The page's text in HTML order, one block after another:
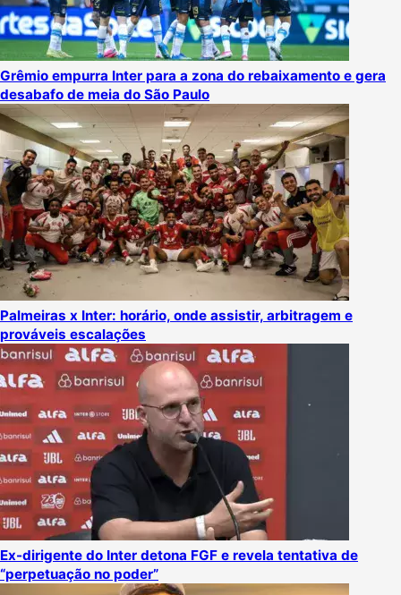
Grêmio empurra Inter para a zona do rebaixamento e gera
desabafo de meia do São Paulo
Palmeiras x Inter: horário, onde assistir, arbitragem e
prováveis escalações
Ex-dirigente do Inter detona FGF e revela tentativa de
“perpetuação no poder”